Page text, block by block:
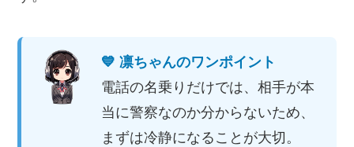
💙 凛ちゃんのワンポイント
電話の名乗りだけでは、相手が本
当に警察なのか分からないため、
まずは冷静になることが大切。